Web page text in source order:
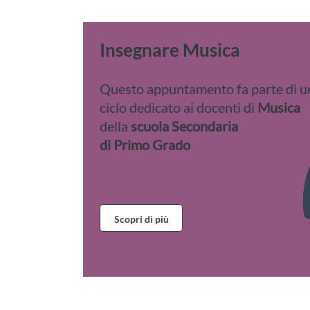
Insegnare Musica
Questo appuntamento fa parte di
ciclo dedicato ai docenti di Musica
della scuola Secondaria
di Primo Grado
Scopri di più